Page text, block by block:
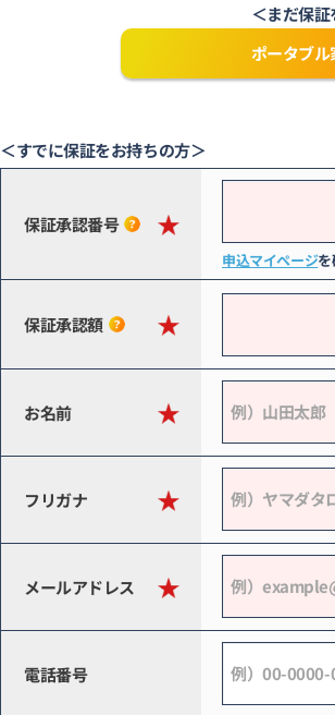
＜まだ保
ポータブ
＜すでに保証をお持ちの方＞
保証承認番号
申込マイページを
保証承認額
お名前
フリガナ
メールアドレス
電話番号